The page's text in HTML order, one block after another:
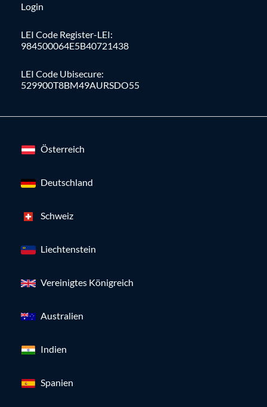
Login
LEI Code Register-LEI:
984500064E5B40721438
LEI Code Ubisecure:
529900T8BM49AURSDO55
Österreich
Deutschland
Schweiz
Liechtenstein
Vereinigtes Königreich
Australien
Indien
Spanien